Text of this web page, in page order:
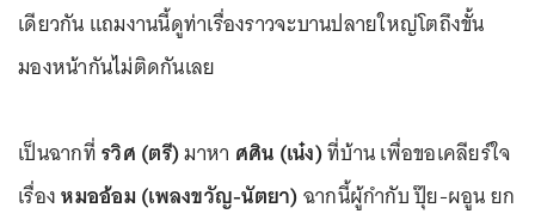
เดียวกัน แถมงานนี้ดูท่าเรื่องราวจะบานปลายใหญ่โตถึงขั้น
มองหน้ากันไม่ติดกันเลย
เป็นฉากที่รวิศ (ตรี)มาหา ศศิน (เน๋ง)ที่บ้าน เพื่อขอเคลียร์ใจ
เรื่องหมออ้อม (เพลงขวัญ-นัตยา)ฉากนี้ผู้กำกับ ปุ๊ย-ผอูน ยก